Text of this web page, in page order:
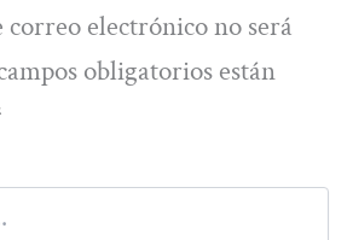
electrónico no será
obligatorios están